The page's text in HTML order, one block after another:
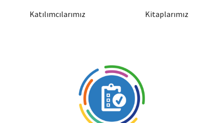
Katılımcılarımız Kitaplarımız